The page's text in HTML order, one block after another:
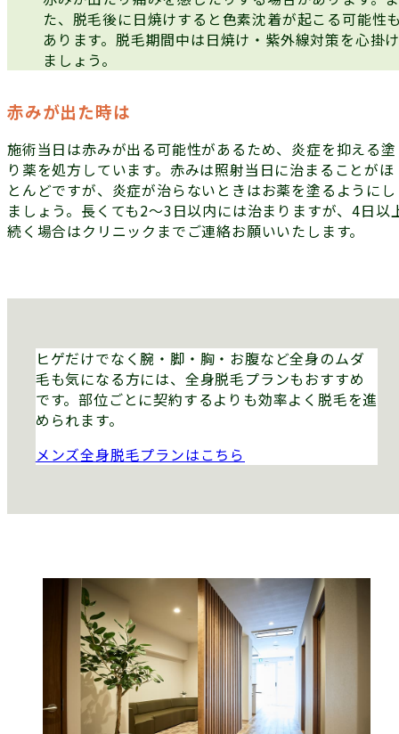
た、脱毛後に日焼けすると色素沈着が起こる可能性
あります。脱毛期間中は日焼け・紫外線対策を心掛
ましょう。
赤みが出た時は
施術当日は赤みが出る可能性があるため、炎症を抑える塗
り薬を処方しています。赤みは照射当日に治まることがほ
とんどですが、炎症が治らないときはお薬を塗るようにし
ましょう。長くても2～3日以内には治まりますが、4日以
続く場合はクリニックまでご連絡お願いいたします。
ヒゲだけでなく腕・脚・胸・お腹など全身のムダ
毛も気になる方には、全身脱毛プランもおすすめ
です。部位ごとに契約するよりも効率よく脱毛を進
められます。
メンズ全身脱毛プランはこちら